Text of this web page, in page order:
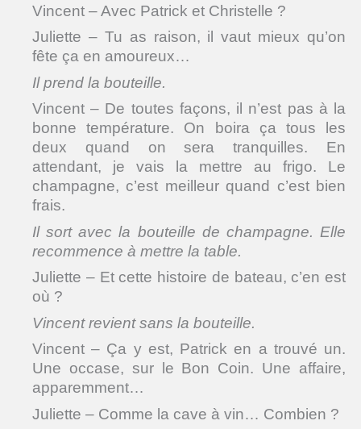
Vincent – Avec Patrick et Christelle ?
Juliette – Tu as raison, il vaut mieux qu’on
fête ça en amoureux…
Il prend la bouteille.
Vincent – De toutes façons, il n’est pas à la
bonne température. On boira ça tous les
deux quand on sera tranquilles. En
attendant, je vais la mettre au frigo. Le
champagne, c’est meilleur quand c’est bien
frais.
Il sort avec la bouteille de champagne. Elle
recommence à mettre la table.
Juliette – Et cette histoire de bateau, c’en est
où ?
Vincent revient sans la bouteille.
Vincent – Ça y est, Patrick en a trouvé un.
Une occase, sur le Bon Coin. Une affaire,
apparemment…
Juliette – Comme la cave à vin… Combien ?